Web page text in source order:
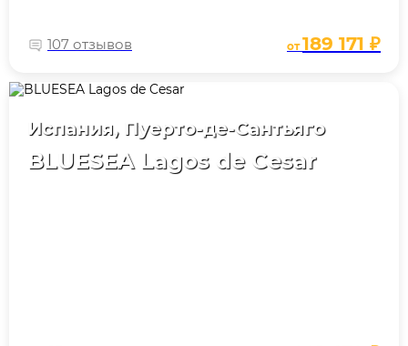
107 отзывов от189 171 ₽
Испания, Пуерто-де-Сантьяго
BLUESEA Lagos de Cesar